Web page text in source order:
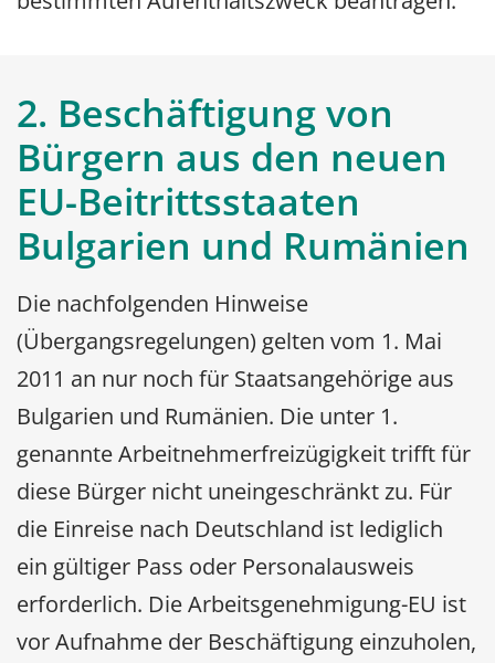
2. Beschäftigung von
Bürgern aus den neuen
EU-Beitrittsstaaten
Bulgarien und Rumänien
Die nachfolgenden Hinweise
(Übergangsregelungen) gelten vom 1. Mai
2011 an nur noch für Staatsangehörige aus
Bulgarien und Rumänien. Die unter 1.
genannte Arbeitnehmerfreizügigkeit trifft für
diese Bürger nicht uneingeschränkt zu. Für
die Einreise nach Deutschland ist lediglich
ein gültiger Pass oder Personalausweis
erforderlich. Die Arbeitsgenehmigung-EU ist
vor Aufnahme der Beschäftigung einzuholen,